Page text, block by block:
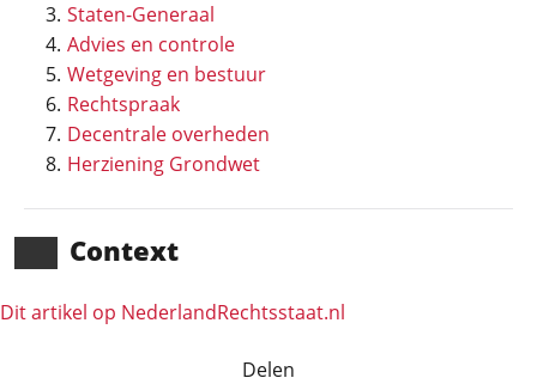
Staten-Generaal
Advies en controle
Wetgeving en bestuur
Rechtspraak
Decentrale overheden
Herziening Grondwet
Context
Dit artikel op NederlandRechts­staat.nl
Delen